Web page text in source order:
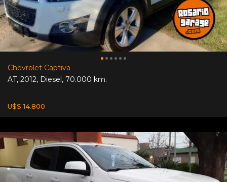
Chevrolet Captiva
AT, 2012, Diesel, 70.000 km.
U$S 14.800